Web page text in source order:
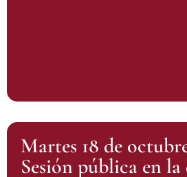
Martes 18 de
Sesión pública en